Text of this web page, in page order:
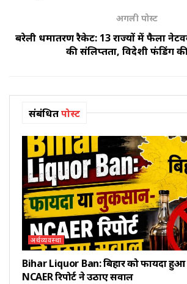
अगली पोस्ट
बरेली धर्मांतरण रैकेट: 13 राज्यों में फैला
की संलिप्तता, विदेशी फंडिंग
संबंधितपोस्ट
अर्थव्यवस्था
Bihar Liquor Ban: बिहार को फायदा
NCAER रिपोर्ट ने उठाए सवाल